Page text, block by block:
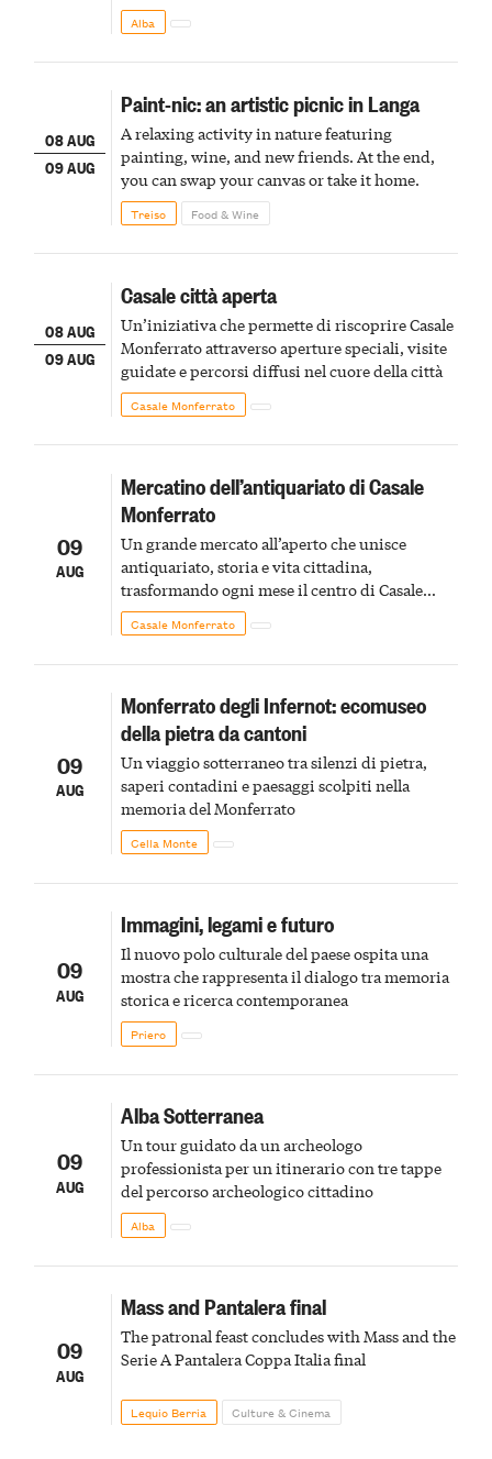
Alba
08 AUG
09 AUG
Paint-nic: an artistic picnic in Langa
A relaxing activity in nature featuring
painting, wine, and new friends. At the end,
you can swap your canvas or take it home.
Treiso Food & Wine
08 AUG
09 AUG
Casale città aperta
Un’iniziativa che permette di riscoprire Casale
Monferrato attraverso aperture speciali, visite
guidate e percorsi diffusi nel cuore della città
Casale Monferrato
09
AUG
Mercatino dell’antiquariato di Casale
Monferrato
Un grande mercato all’aperto che unisce
antiquariato, storia e vita cittadina,
trasformando ogni mese il centro di Casale
Monferrato in un luogo di scoperta e racconto
Casale Monferrato
09
AUG
Monferrato degli Infernot: ecomuseo
della pietra da cantoni
Un viaggio sotterraneo tra silenzi di pietra,
saperi contadini e paesaggi scolpiti nella
memoria del Monferrato
Cella Monte
09
AUG
Immagini, legami e futuro
Il nuovo polo culturale del paese ospita una
mostra che rappresenta il dialogo tra memoria
storica e ricerca contemporanea
Priero
09
AUG
Alba Sotterranea
Un tour guidato da un archeologo
professionista per un itinerario con tre tappe
del percorso archeologico cittadino
Alba
09
AUG
Mass and Pantalera final
The patronal feast concludes with Mass and the
Serie A Pantalera Coppa Italia final
Lequio Berria Culture & Cinema